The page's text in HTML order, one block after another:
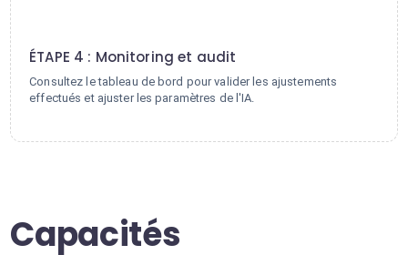
ÉTAPE 4 : Monitoring et audit
Consultez le tableau de bord pour valider les ajustements
effectués et ajuster les paramètres de l'IA.
Capacités